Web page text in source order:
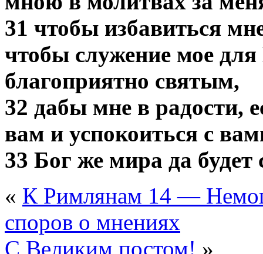
31 чтобы избавиться
чтобы служение мое
благоприятно святым,
32 дабы мне в радости,
вам и успокоиться с
33 Бог же мира да
« К Римлянам 14 —
споров о мнениях
С Великим постом! »